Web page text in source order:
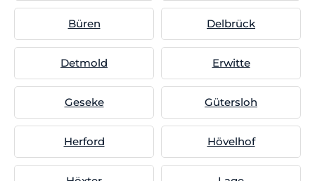
Büren Delbrück
Detmold Erwitte
Geseke Gütersloh
Herford Hövelhof